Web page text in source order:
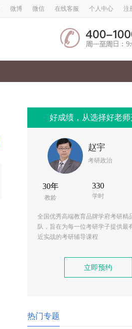
微博 微信 在线客服 个人中心 注
好成绩，从选择好老
赵宇
考研政治
30年
教龄
330
学时
全国优秀高端教育品牌学府考研精
队，旨在为每一位考研学子提供最
近实战的考研辅导课程
立即预约
热门专题
(付海悦)2021考